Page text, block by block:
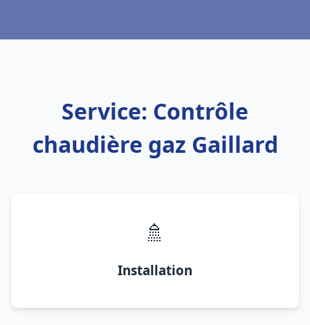
Service: Contrôle
chaudière gaz Gaillard
🚿
Installation